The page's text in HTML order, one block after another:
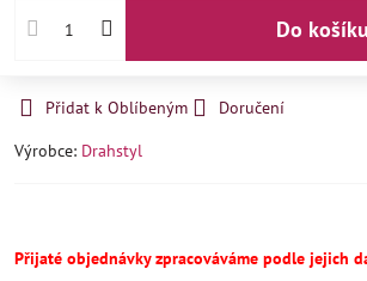
Do košíku
Přidat k Oblíbeným
Doručení
Výrobce: Drahstyl
Přijaté objednávky zpracováváme podle jejich